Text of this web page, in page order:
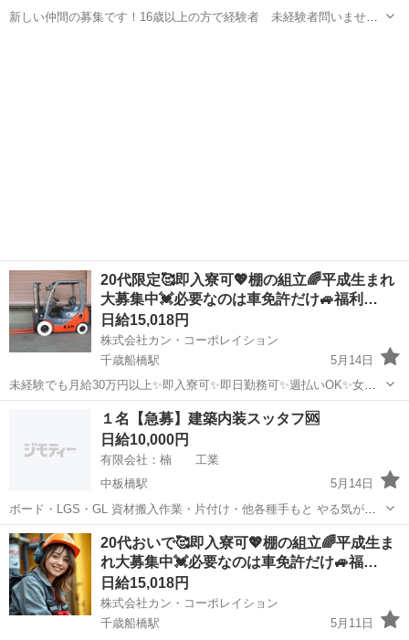
新しい仲間の募集です！16歳以上の方で経験者 未経験者問いませ
20代限定🥰即入寮可💖棚の組立🌈平成生まれ
大募集中💓必要なのは車免許だけ🚙福利…
日給15,018円
株式会社カン・コーポレイション
千歳船橋駅
5月14日
未経験でも月給30万円以上✨即入寮可✨即日勤務可✨週払いOK✨女性
OK✨派手髪OK✨ピアスOK✨ネイルOK✨髭さんOK✨私服通勤OK✨バ
イク･自転車通勤OK✨手ぶら面接OK✨未経験者OK✨WワークOK✨友達
と応募もOK✨シフ...
世田谷区 千歳船橋駅 鳶職 給料
１名【急募】建築内装スッタフ🆘
日給10,000円
有限会社：楠 工業
中板橋駅
5月14日
ボード・LGS・GL 資材搬入作業・片付け・他各種手もと やる気があ
ればOK ＊何か仕事しなきゃ～ きっかけでも大丈夫ー 今がチャンスで
す。 連絡お待ちしています。 仕事はジャンジャンあります。 各種手
当て🈶 作業服支給...
東京 板橋区 中板橋駅 鳶職 スッタフ
20代おいで🥰即入寮可💖棚の組立🌈平成生ま
れ大募集中💓必要なのは車免許だけ🚙福…
日給15,018円
株式会社カン・コーポレイション
千歳船橋駅
5月11日